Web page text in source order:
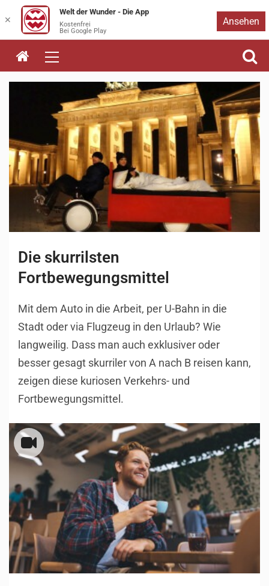
Zum
Inhalt
springen
Die skurrilsten
Fortbewegungsmittel
Mit dem Auto in die Arbeit, per U-Bahn in die
Stadt oder via Flugzeug in den Urlaub? Wie
langweilig. Dass man auch exklusiver oder
besser gesagt skurriler von A nach B reisen kann,
zeigen diese kuriosen Verkehrs- und
Fortbewegungsmittel.
✕
Welt der Wunder - Die App
Kostenfrei
Bei Google Play
Ansehen